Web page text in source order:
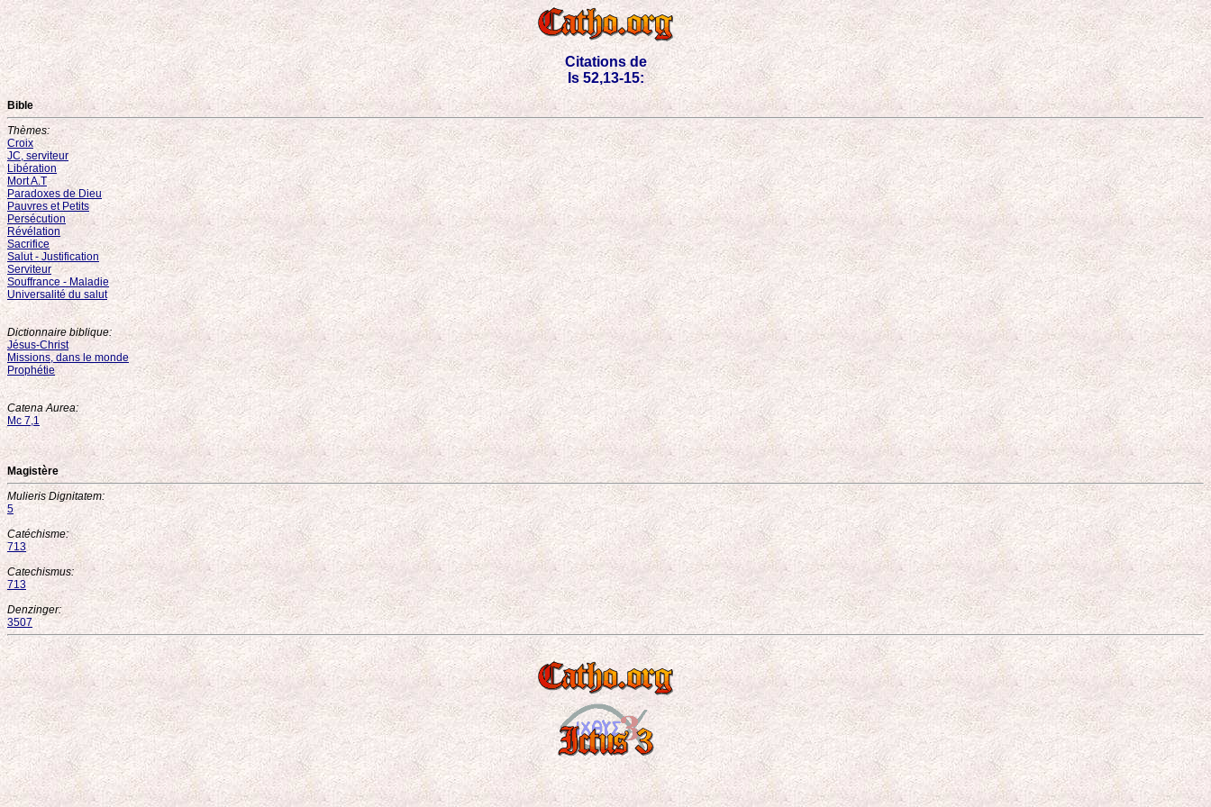
Citations de
Is 52,13-15:
Bible
Thèmes:
Croix
JC, serviteur
Libération
Mort A.T
Paradoxes de Dieu
Pauvres et Petits
Persécution
Révélation
Sacrifice
Salut - Justification
Serviteur
Souffrance - Maladie
Universalité du salut
Dictionnaire biblique:
Jésus-Christ
Missions, dans le monde
Prophétie
Catena Aurea:
Mc 7,1
Magistère
Mulieris Dignitatem:
5
Catéchisme:
713
Catechismus:
713
Denzinger:
3507